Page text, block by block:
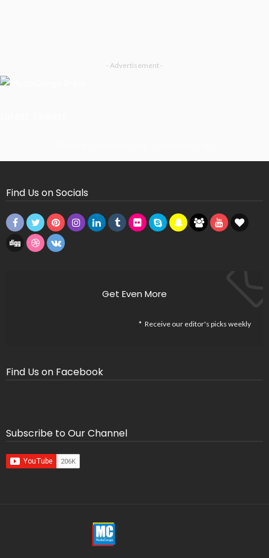
- Advertisement -
Find Us on Socials
Get Even More
Receive our editor's picks weekly
Find Us on Facebook
Subscribe to Our Channel